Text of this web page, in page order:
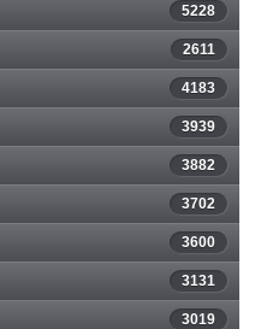
5228
2611
4183
3939
3882
3702
3600
3131
3019